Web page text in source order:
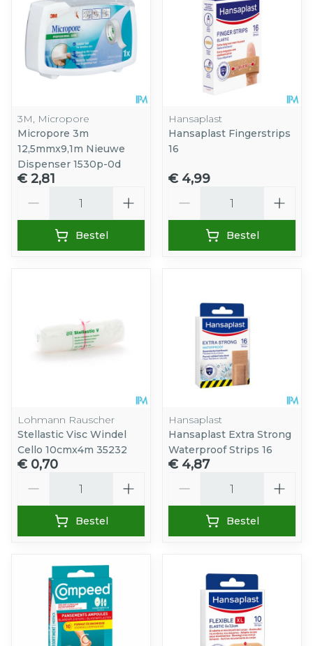
3M, Micropore
Micropore 3m
12,5mmx9,1m Nieuwe
Dispenser 1530p-0d
€ 2,81
Bestel
Hansaplast
Hansaplast Fingerstrips
16
€ 4,99
Bestel
Lohmann Rauscher
Stellastic Visc Windel
Cello 10cmx4m 35232
€ 0,70
Bestel
Hansaplast
Hansaplast Extra Strong
Waterproof Strips 16
€ 4,87
Bestel